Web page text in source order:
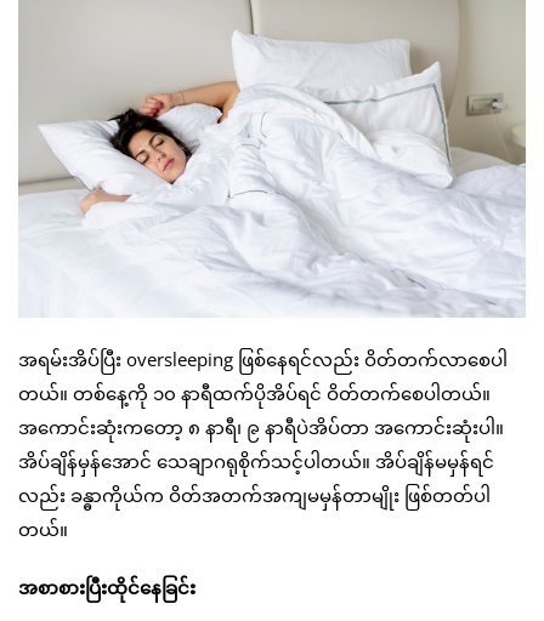
အရမ်းအိပ်ပြီး oversleeping ဖြစ်နေရင်လည်း ဝိတ်တက်လာစေပါ
တယ်။ တစ်နေ့ကို ၁၀ နာရီထက်ပိုအိပ်ရင် ဝိတ်တက်စေပါတယ်။
အကောင်းဆုံးကတော့ ၈ နာရီ၊ ၉ နာရီပဲအိပ်တာ အကောင်းဆုံးပါ။
အိပ်ချိန်မှန်အောင် သေချာဂရုစိုက်သင့်ပါတယ်။ အိပ်ချိန်မမှန်ရင်
လည်း ခန္ဓာကိုယ်က ဝိတ်အတက်အကျမမှန်တာမျိုး ဖြစ်တတ်ပါ
တယ်။
အစာစားပြီးထိုင်နေခြင်း